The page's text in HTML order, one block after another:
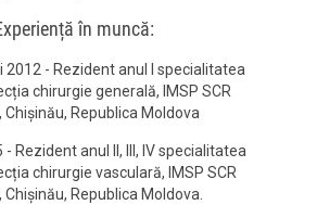
în muncă:
2012 - Rezident anul I specialitatea
chirurgie generală, IMSP SCR
Republica Moldova
- Rezident anul II, III, IV specialitatea
chirurgie vasculară, IMSP SCR
Republica Moldova.